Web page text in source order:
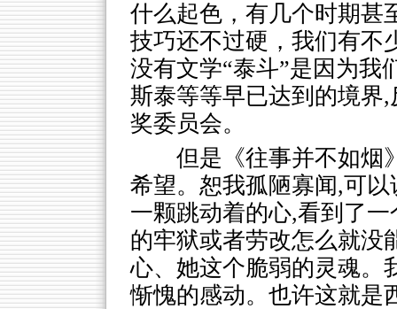
什么起色，有几个时期甚
技巧还不过硬，我们有不
没有文学“泰斗”是因为我
斯泰等等早已达到的境界
奖委员会。
但是《往事并不如烟
希望。恕我孤陋寡闻,可
一颗跳动着的心,看到了
的牢狱或者劳改怎么就没
心、她这个脆弱的灵魂。
惭愧的感动。也许这就是